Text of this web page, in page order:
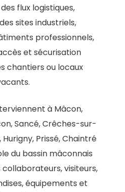
flux logistiques,
sites industriels,
professionnels,
et sécurisation
chantiers ou locaux
à Mâcon,
Sancé, Crêches-sur-
Hurigny, Prissé, Chaintré
du bassin mâconnais
visiteurs,
équipements et